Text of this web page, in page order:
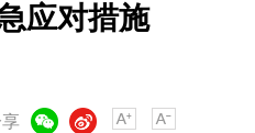
应对措施